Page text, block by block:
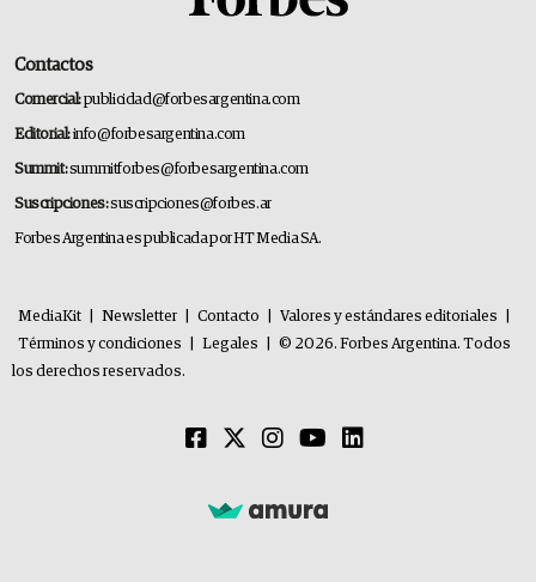
Contactos
Comercial:publicidad@forbesargentina.com
Editorial:info@forbesargentina.com
Summit:summitforbes@forbesargentina.com
Suscripciones:suscripciones@forbes.ar
Forbes Argentina es publicada por HT Media SA.
MediaKit Newsletter Contacto Valores y estándares editoriales
Términos y condiciones
Legales
© 2026. Forbes Argentina. Todos
los derechos reservados.